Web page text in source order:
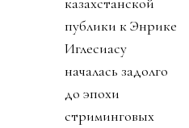
публики к Энрике
Иглесиасу
началась задолго
до эпохи
стриминговых